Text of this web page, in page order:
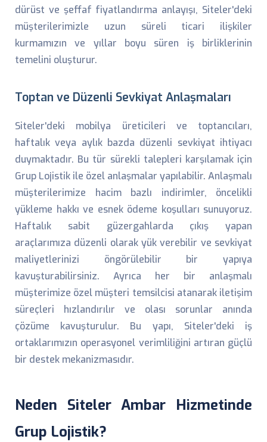
dürüst ve şeffaf fiyatlandırma anlayışı, Siteler'deki
müşterilerimizle uzun süreli ticari ilişkiler
kurmamızın ve yıllar boyu süren iş birliklerinin
temelini oluşturur.
Toptan ve Düzenli Sevkiyat Anlaşmaları
Siteler'deki mobilya üreticileri ve toptancıları,
haftalık veya aylık bazda düzenli sevkiyat ihtiyacı
duymaktadır. Bu tür sürekli talepleri karşılamak için
Grup Lojistik ile özel anlaşmalar yapılabilir. Anlaşmalı
müşterilerimize hacim bazlı indirimler, öncelikli
yükleme hakkı ve esnek ödeme koşulları sunuyoruz.
Haftalık sabit güzergahlarda çıkış yapan
araçlarımıza düzenli olarak yük verebilir ve sevkiyat
maliyetlerinizi öngörülebilir bir yapıya
kavuşturabilirsiniz. Ayrıca her bir anlaşmalı
müşterimize özel müşteri temsilcisi atanarak iletişim
süreçleri hızlandırılır ve olası sorunlar anında
çözüme kavuşturulur. Bu yapı, Siteler'deki iş
ortaklarımızın operasyonel verimliliğini artıran güçlü
bir destek mekanizmasıdır.
Neden Siteler Ambar Hizmetinde
Grup Lojistik?